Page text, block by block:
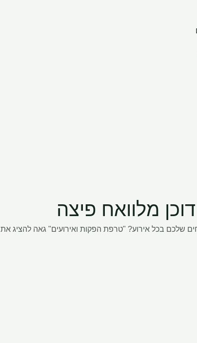
מלוואח פיצה
בכל אירוע? "טרפת הפקות ואירועים" גאה להציג את